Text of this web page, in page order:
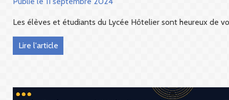
Les élèves et étudiants du Lycée Hôtelier sont heureux de
Lire l'article